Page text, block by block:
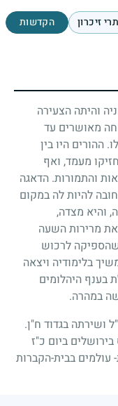
זיכרון הקדשות
והיתה הצעירה
מאושרים עד
ההורים היו בין
מעמד, ואף
והתמורות. הדאגה
להיות לה במקום
והיא מצדה,
את מרירות השעה
שהספיקה לרכוש
בלימודיה ויצאה
בענף היהלומים
במהרה.
ושירתה בגדוד ח"ן.
ביום כ"ז
עולמים בבית-הקברות